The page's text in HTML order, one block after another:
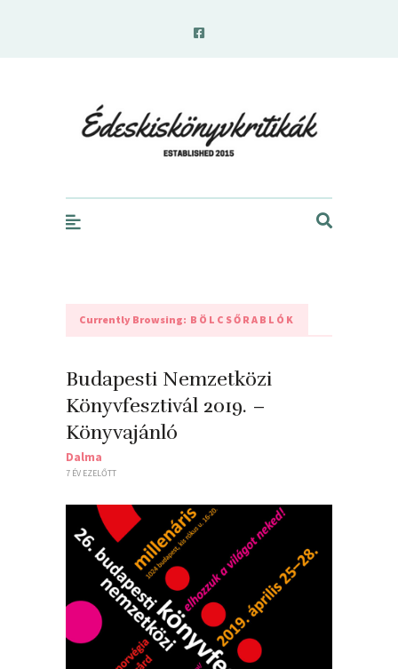
Currently Browsing: BÖLCSŐRABLÓK
Budapesti Nemzetközi
Könyvfesztivál 2019. –
Könyvajánló
Dalma
7 ÉV EZELŐTT